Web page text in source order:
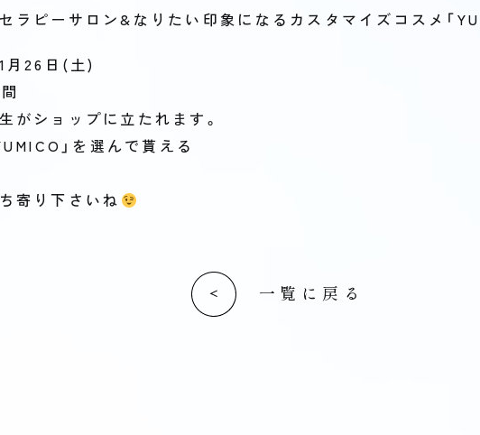
ラピーサロン&なりたい印象になるカスタマイズコスメ「
月26日(土)
がショップに立たれます。
」を選んで貰える
寄り下さいね
一覧に戻る